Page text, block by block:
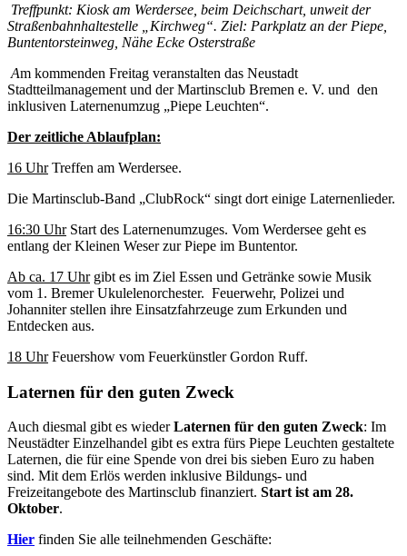
Treffpunkt: Kiosk am Werdersee, beim Deichschart, unweit der
Straßenbahnhaltestelle „Kirchweg“. Ziel: Parkplatz an der Piepe,
Buntentorsteinweg, Nähe Ecke Osterstraße
Am kommenden Freitag veranstalten das Neustadt
Stadtteilmanagement und der Martinsclub Bremen e. V. und den
inklusiven Laternenumzug „Piepe Leuchten“.
Der zeitliche Ablaufplan:
16 UhrTreffen am Werdersee.
Die Martinsclub-Band „ClubRock“ singt dort einige Laternenlieder.
16:30 UhrStart des Laternenumzuges. Vom Werdersee geht es
entlang der Kleinen Weser zur Piepe im Buntentor.
Ab ca. 17 Uhrgibt es im Ziel Essen und Getränke sowie Musik
vom 1. Bremer Ukulelenorchester. Feuerwehr, Polizei und
Johanniter stellen ihre Einsatzfahrzeuge zum Erkunden und
Entdecken aus.
18 UhrFeuershow vom Feuerkünstler Gordon Ruff.
Laternen für den guten Zweck
Auch diesmal gibt es wiederLaternen für den guten Zweck: Im
Neustädter Einzelhandel gibt es extra fürs Piepe Leuchten gestaltete
Laternen, die für eine Spende von drei bis sieben Euro zu haben
sind. Mit dem Erlös werden inklusive Bildungs- und
Freizeitangebote des Martinsclub finanziert. Start ist am 28.
Oktober.
Hier finden Sie alle teilnehmenden Geschäfte: